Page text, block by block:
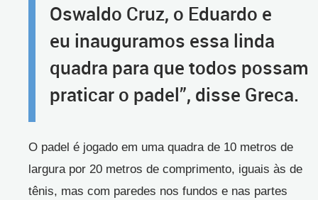
Oswaldo Cruz, o Eduardo e
eu inauguramos essa linda
quadra para que todos possam
praticar o padel”, disse Greca.
O padel é jogado em uma quadra de 10 metros de
largura por 20 metros de comprimento, iguais às de
tênis, mas com paredes nos fundos e nas partes